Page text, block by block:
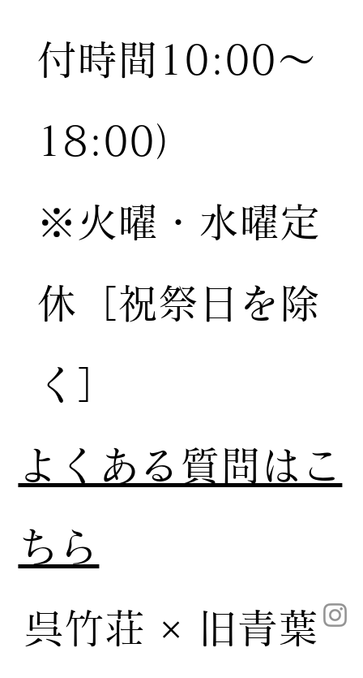
付時間10:00〜
18:00）
※火曜・水曜定
休［祝祭日を除
く］
呉竹荘 × 旧青葉
​よくある質問はこ
ちら